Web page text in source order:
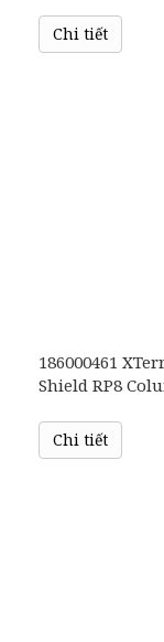
1/pkChi tiết
186000461
Shield RP8
250 mm, 1/pk
Chi tiết